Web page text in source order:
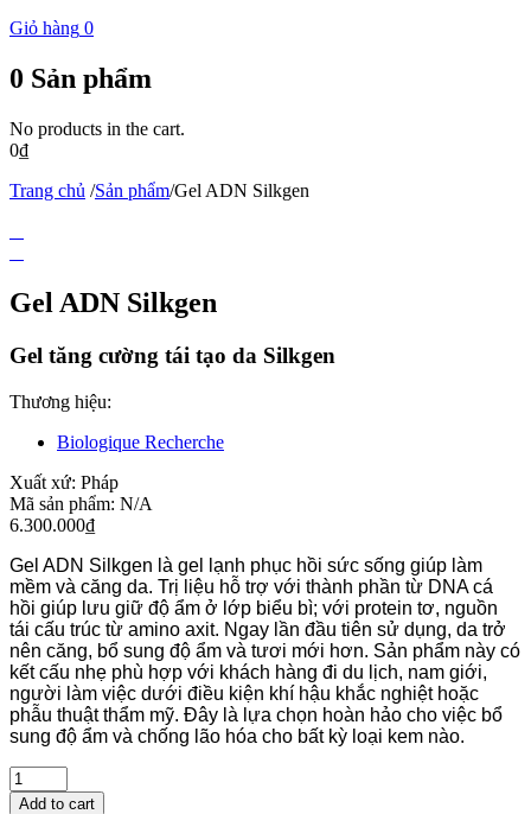
Giỏ hàng 0
0 Sản phẩm
No products in the cart.
0₫
Trang chủ /Sản phẩm/Gel ADN Silkgen
Gel ADN Silkgen
Gel tăng cường tái tạo da Silkgen
Thương hiệu:
Biologique Recherche
Xuất xứ: Pháp
Mã sản phẩm: N/A
6.300.000₫
Gel ADN Silkgen là gel lạnh phục hồi sức sống giúp làm
mềm và căng da. Trị liệu hỗ trợ với thành phần từ DNA cá
hồi giúp lưu giữ độ ẩm ở lớp biểu bì; với protein tơ, nguồn
tái cấu trúc từ amino axit. Ngay lần đầu tiên sử dụng, da trở
nên căng, bổ sung độ ẩm và tươi mới hơn. Sản phẩm này có
kết cấu nhẹ phù hợp với khách hàng đi du lịch, nam giới,
người làm việc dưới điều kiện khí hậu khắc nghiệt hoặc
phẫu thuật thẩm mỹ. Đây là lựa chọn hoàn hảo cho việc bổ
sung độ ẩm và chống lão hóa cho bất kỳ loại kem nào.
Add to cart